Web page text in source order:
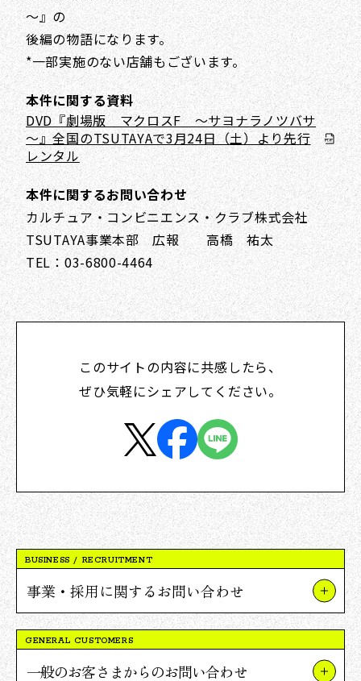
～』の
後編の物語になります。
*一部実施のない店舗もございます。
本件に関する資料
DVD『劇場版 マクロスF ～サヨナラノツバサ
～』全国のTSUTAYAで3月24日（土）より先行
レンタル
本件に関するお問い合わせ
カルチュア・コンビニエンス・クラブ株式会社
TSUTAYA事業本部 広報 高橋 祐太
TEL：03-6800-4464
このサイトの内容に共感したら、
ぜひ気軽にシェアしてください。
BUSINESS / RECRUITMENT
事業・採用に関するお問い合わせ
事業やプロジェクトについて
GENERAL CUSTOMERS
一般のお客さまからのお問い合わせ